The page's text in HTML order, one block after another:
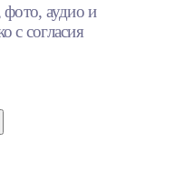
аудио и
с согласия